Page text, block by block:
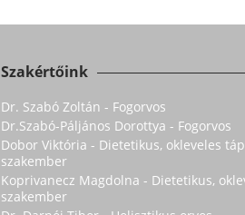
Szakértőink
Dr. Szabó Zoltán - Fogorvos
Dr.Szabó-Páljános Dorottya - Fogorvos
Dobor Viktória - Dietetikus, okleveles
szakember
Koprivanecz Magdolna - Dietetikus,
szakember